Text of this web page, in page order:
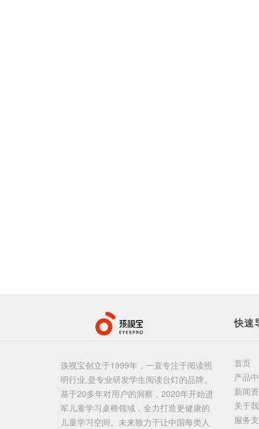
孩视宝创立于1999年，一直专注于阅读照
明行业,是专业研发学生阅读台灯的品牌。
基于20多年对用户的洞察，2020年开始进
军儿童学习桌椅领域，全力打造更健康的
儿童学习空间。未来致力于让中国每类人
快速
首页
产品
新闻
关于
服务